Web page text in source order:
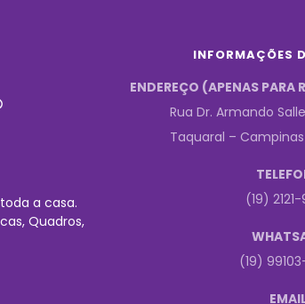
a casa.
Quadros,
INFORMAÇÕES
ENDEREÇO (APENAS PARA
Rua Dr. Armando
Taquaral – Campinas
(19)
(19)